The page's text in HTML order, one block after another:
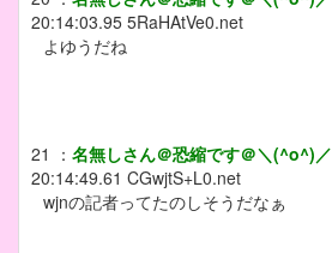
20:14:03.95 5RaHAtVe0.net
よゆうだね
21 ： 名無しさん＠恐縮です＠＼(^o^)／
20:14:49.61 CGwjtS+L0.net
wjnの記者ってたのしそうだなぁ